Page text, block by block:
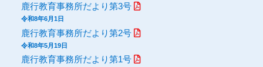
鹿行教育事務所だより第3号
令和8年6月1日
鹿行教育事務所だより第2号
令和8年5月19日
鹿行教育事務所だより第1号